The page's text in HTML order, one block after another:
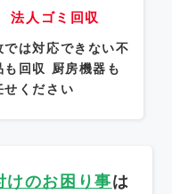
法人ゴミ回収
では対応できない不
も回収 厨房機器も
せください
けのお困り事は